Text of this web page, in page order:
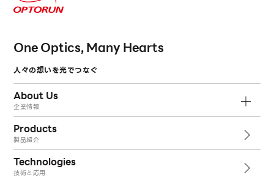
One Optics, Many Hearts
人々の想いを光でつなぐ
About Us
企業情報
Products
製品紹介
Technologies
技術と応用